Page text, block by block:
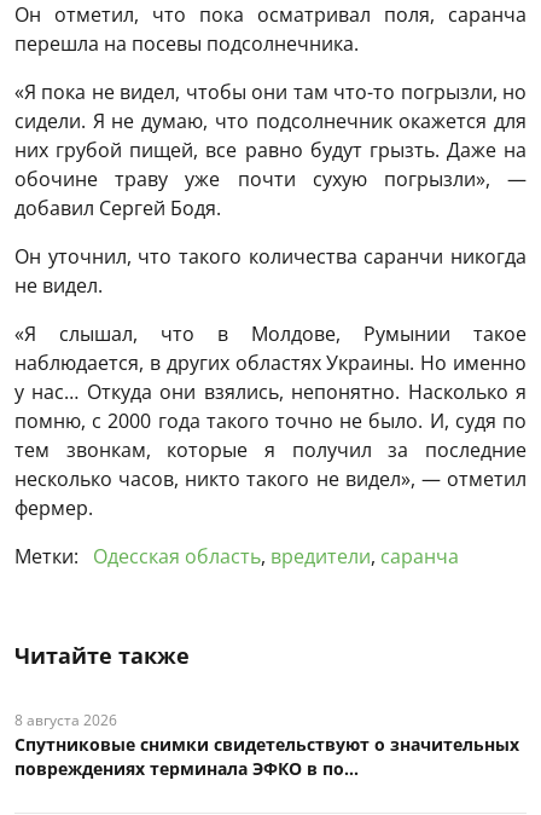
Он отметил, что пока осматривал поля, саранча
перешла на посевы подсолнечника.
«Я пока не видел, чтобы они там что-то погрызли, но
сидели. Я не думаю, что подсолнечник окажется для
них грубой пищей, все равно будут грызть. Даже на
обочине траву уже почти сухую погрызли», —
добавил Сергей Бодя.
Он уточнил, что такого количества саранчи никогда
не видел.
«Я слышал, что в Молдове, Румынии такое
наблюдается, в других областях Украины. Но именно
у нас… Откуда они взялись, непонятно. Насколько я
помню, с 2000 года такого точно не было. И, судя по
тем звонкам, которые я получил за последние
несколько часов, никто такого не видел», — отметил
фермер.
Метки:
Одесская область, вредители, саранча
Читайте также
8 августа 2026
Спутниковые снимки свидетельствуют о значительных
повреждениях терминала ЭФКО в по...